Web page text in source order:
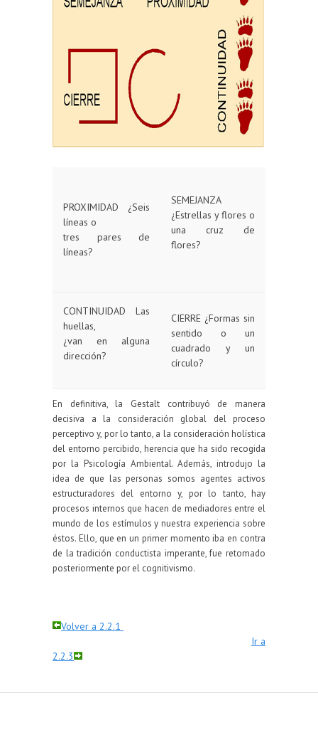
PROXIMIDAD ¿Seis
líneas o
tres pares de
líneas?
SEMEJANZA
¿Estrellas y flores o
una cruz de
flores?
CONTINUIDAD Las
huellas,
¿van en alguna
dirección?
CIERRE ¿Formas sin
sentido o un
cuadrado y un
círculo?
En definitiva, la Gestalt contribuyó de manera
decisiva a la consideración global del proceso
perceptivo y, por lo tanto, a la consideración holística
del entorno percibido, herencia que ha sido recogida
por la Psicología Ambiental. Además, introdujo la
idea de que las personas somos agentes activos
estructuradores del entorno y, por lo tanto, hay
procesos internos que hacen de mediadores entre el
mundo de los estímulos y nuestra experiencia sobre
éstos. Ello, que en un primer momento iba en contra
de la tradición conductista imperante, fue retomado
posteriormente por el cognitivismo.
Volver a 2.2.1
Ir a
2.2.3